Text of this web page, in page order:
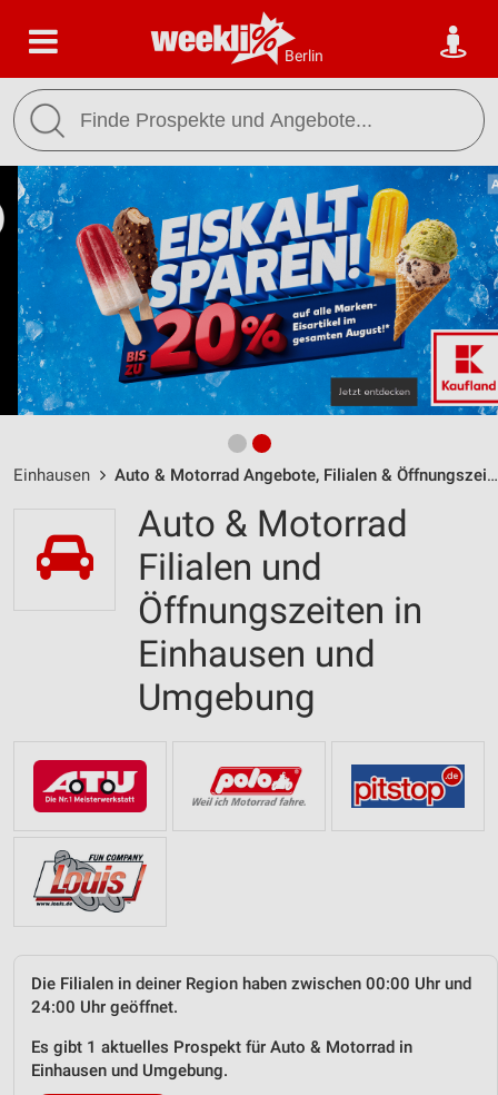
Berlin
Einhausen Auto & Motorrad Angebote, Filialen & Öffnungszeiten
Auto & Motorrad
Filialen und
Öffnungszeiten in
Einhausen und
Umgebung
Die Filialen in deiner Region haben zwischen 00:00 Uhr und
24:00 Uhr geöffnet.
Es gibt 1 aktuelles Prospekt für Auto & Motorrad in
Einhausen und Umgebung.